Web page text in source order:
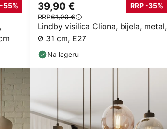
-55% 39,90 €
RRP61,90 €
RRP -35%
Lindby visilica Cliona, bijela, metal,
Ø 31 cm, E27
Na lageru